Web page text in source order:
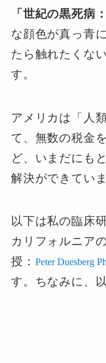
「世紀の黒死病
な顔色が真っ青
たら触れたくな
す。
アメリカは「人
て、無数の税金
ど、いまだにも
解決ができていま
以下は私の臨床
カリフォルニア
授： Peter Duesberg
す。ちなみに、